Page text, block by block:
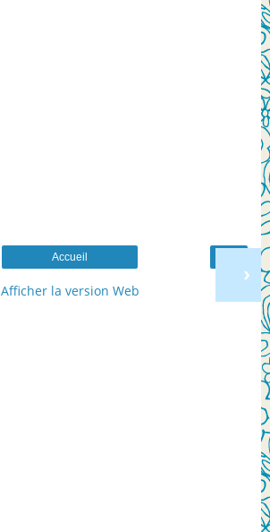
›
Accueil
Afficher la version Web